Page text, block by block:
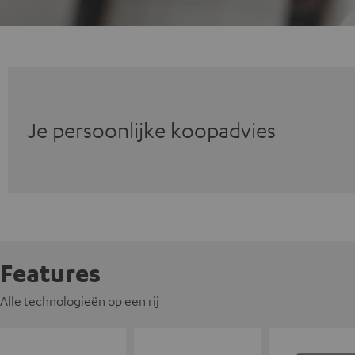
Je persoonlijke koopadvies
Features
Alle technologieën op een rij